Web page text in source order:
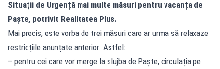
Situații de Urgență mai multe măsuri pentru vacanța de
Paște, potrivit Realitatea Plus.
Mai precis, este vorba de trei măsuri care ar urma să relaxaze
restricțiile anunțate anterior. Astfel:
– pentru cei care vor merge la slujba de Paște, circulația pe